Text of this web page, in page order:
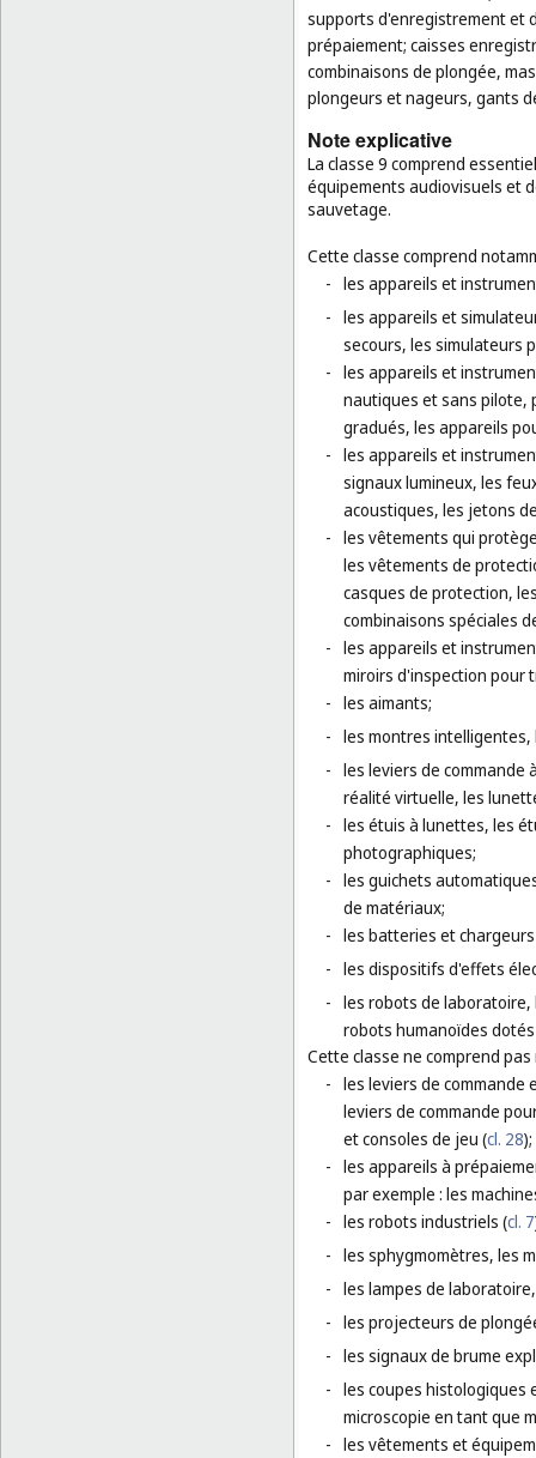
supports d'enregistrement et
prépaiement; caisses
combinaisons de plongée,
plongeurs et nageurs, gants
Note explicative
La classe 9 comprend
équipements audiovisuels et
sauvetage.
Cette classe comprend
- les appareils et
- les appareils et
secours, les simulateurs
- les appareils et
nautiques et sans pilote,
gradués, les appareils
- les appareils et
signaux lumineux, les
acoustiques, les jetons
- les vêtements qui
les vêtements de
casques de protection,
combinaisons spéciales
- les appareils et
miroirs d'inspection pour
- les aimants;
- les montres
- les leviers de commande
réalité virtuelle, les
- les étuis à lunettes, les
photographiques;
- les guichets
de matériaux;
- les batteries et
- les dispositifs d'effets
- les robots de
robots humanoïdes
Cette classe ne comprend
- les leviers de commande
leviers de commande
et consoles de jeu (cl. 28);
- les appareils à
par exemple : les
- les robots industriels (cl. 7
- les sphygmomètres, les
- les lampes de
- les projecteurs de
- les signaux de brume
- les coupes histologiques
microscopie en tant que
- les vêtements et